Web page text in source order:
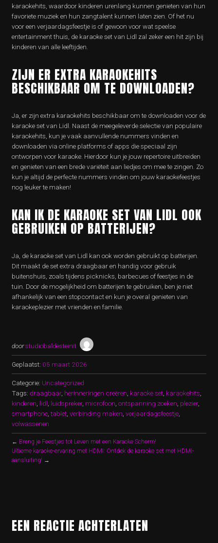
karaokehits, waardoor kinderen urenlang kunnen genieten van hun
favoriete muziek en hun zangtalent kunnen laten zien. Of het nu
voor een verjaardagsfeestje is of gewoon voor wat speelse
entertainment thuis, de karaoke set van Lidl zal zeker een hit zijn bij
kinderen van alle leeftijden.
ZIJN ER EXTRA KARAOKEHITS
BESCHIKBAAR OM TE DOWNLOADEN?
Ja, er zijn extra karaokehits beschikbaar om te downloaden voor de
karaoke set van Lidl. Naast de meegeleverde selectie van populaire
karaokehits, kun je vaak aanvullende nummers vinden en
downloaden via online platforms of apps die speciaal zijn
ontworpen voor karaoke. Hierdoor kun je jouw repertoire uitbreiden
en genieten van een brede variëteit aan liedjes om mee te zingen. Zo
kun je altijd de perfecte nummers vinden om jouw karaokefeestjes
nog leuker te maken!
KAN IK DE KARAOKE SET VAN LIDL OOK
GEBRUIKEN OP BATTERIJEN?
Ja, de karaoke set van Lidl kan ook worden gebruikt op batterijen.
Dit maakt de set extra draagbaar en handig voor gebruik
buitenshuis, zoals tijdens picknicks, barbecues of feestjes in de
tuin. Door de mogelijkheid om batterijen te gebruiken, ben je niet
afhankelijk van een stopcontact en kun je overal genieten van
karaokeplezier met vrienden en familie.
doorstudiobaldesteinit
Geplaatst: 05 maart 2026
Categorie: Uncategorized
Tags: draagbaar, herinneringen creëren karaoke set karaokehits
kinderen lidl luidspreker, microfoon ontspanning zoeken plezier,
smartphone ,tablet verbinding maken verjaardagsfeestje
volwassenen
← Breng je Feestjes tot Leven met een Karaoke Scherm!
Ultieme karaoke-ervaring met HDMI: Ontdek de karaoke set met HDMI-
aansluiting! →
EEN REACTIE ACHTERLATEN